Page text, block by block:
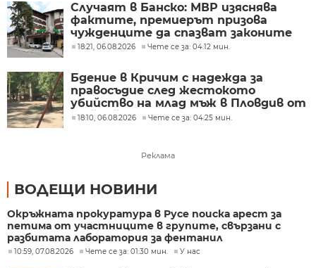
Случаят в Банско: МВР изяснява
фактите, премиерът призова
чужденците да спазват законите
18:21, 06.08.2026 Чете се за: 04:12 мин.
Бдение в Кричим с надежда за
правосъдие след жестокото
убийство на млад мъж в Пловдив от
тийнейджъри
18:10, 06.08.2026 Чете се за: 04:25 мин.
Реклама
ВОДЕЩИ НОВИНИ
Окръжната прокуратура в Русе поиска арест за
петима от участниците в групите, свързани с
разбитата лаборатория за фентанил
10:59, 07.08.2026 Чете се за: 01:30 мин. У нас